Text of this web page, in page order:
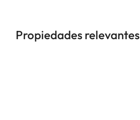
Propiedades relevantes